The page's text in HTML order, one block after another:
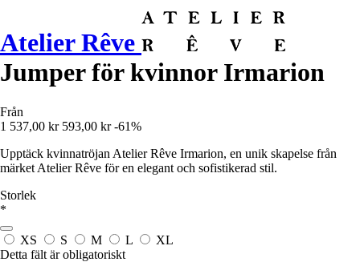
Atelier Rêve
Jumper för kvinnor Irmarion
Från
1 537,00 kr 593,00 kr -61%
Upptäck kvinnatröjan Atelier Rêve Irmarion, en unik skapelse från
märket Atelier Rêve för en elegant och sofistikerad stil.
Storlek
*
XS S M L
XL
Detta fält är obligatoriskt